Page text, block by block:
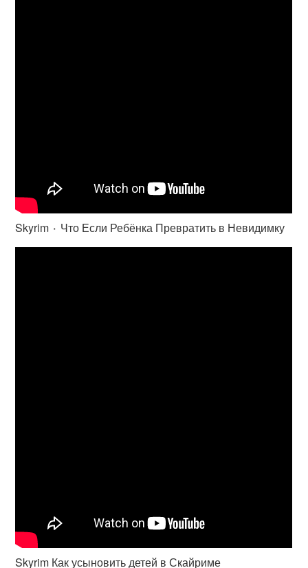
Skyrim ٠ Что Если Ребёнка Превратить в Невидимку
Skyrim Как усыновить детей в Скайриме